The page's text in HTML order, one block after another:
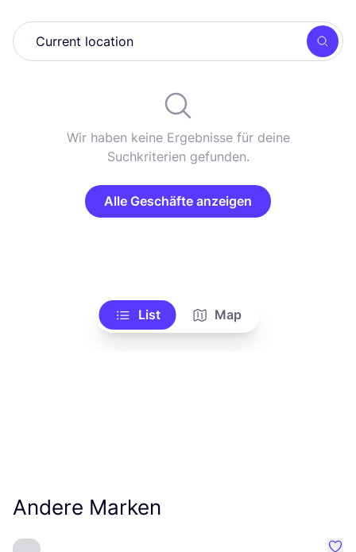
Wir haben keine Ergebnisse für deine
Suchkriterien gefunden.
Alle Geschäfte anzeigen
List Map
Andere Marken